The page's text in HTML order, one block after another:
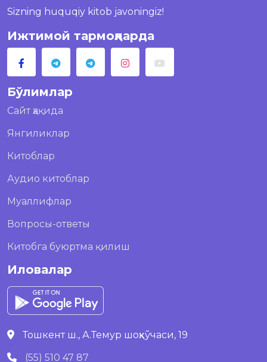
Sizning huquqiy kitob javoningiz!
Ижтимой тармоқларда
Бўлимлар
Сайт ҳақида
Янгиликлар
Китоблар
Аудио китоблар
Муаллифлар
Вопросы-ответы
Китобга буюртма қилиш
Иловалар
Тошкент ш., А.Темур шоҳкўчаси, 19
(55) 510 47 87